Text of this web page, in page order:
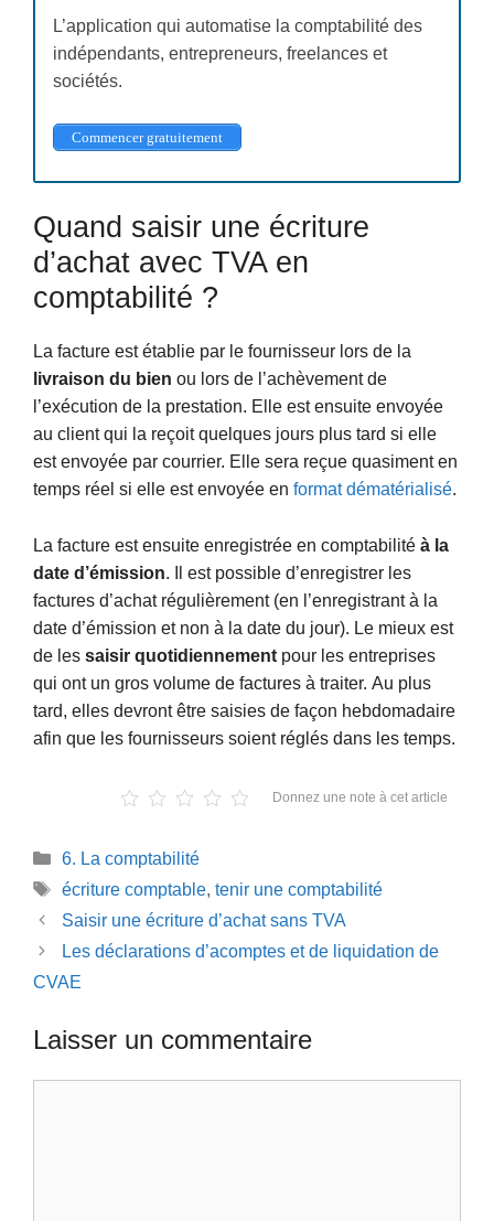
L’application qui automatise la comptabilité des
indépendants, entrepreneurs, freelances et
sociétés.
Commencer gratuitement
Quand saisir une écriture
d’achat avec TVA en
comptabilité ?
La facture est établie par le fournisseur lors de la
livraison du bien ou lors de l’achèvement de
l’exécution de la prestation. Elle est ensuite envoyée
au client qui la reçoit quelques jours plus tard si elle
est envoyée par courrier. Elle sera reçue quasiment en
temps réel si elle est envoyée en format dématérialisé.
La facture est ensuite enregistrée en comptabilité à la
date d’émission. Il est possible d’enregistrer les
factures d’achat régulièrement (en l’enregistrant à la
date d’émission et non à la date du jour). Le mieux est
de les saisir quotidiennement pour les entreprises
qui ont un gros volume de factures à traiter. Au plus
tard, elles devront être saisies de façon hebdomadaire
afin que les fournisseurs soient réglés dans les temps.
Donnez une note à cet article
Catégories
6. La comptabilité
Étiquettes
écriture comptable, tenir une comptabilité
Saisir une écriture d’achat sans TVA
Les déclarations d’acomptes et de liquidation de
CVAE
Laisser un commentaire